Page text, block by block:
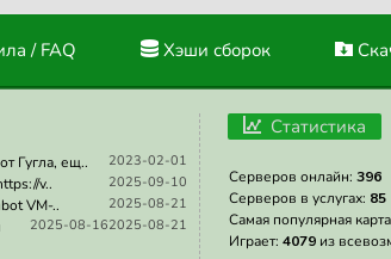
/ FAQ Хэши сборок
2023-02-01
Гугла, ещ..
2025-09-10
v..
2025-08-21
VM-..
2025-08-21
2025-08-16
Статистика
Серверов онлайн: 396
Серверов в услугах: 85
Самая популярная
Играет: 4079 из